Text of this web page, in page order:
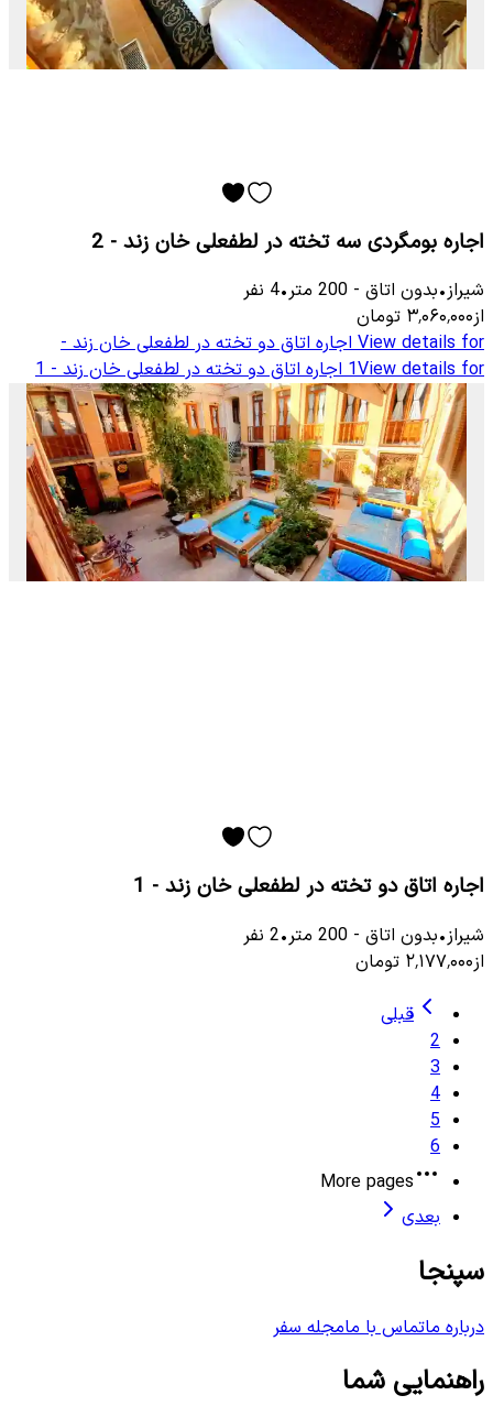
اجاره بومگردی سه تخته در لطفعلی خان زند - 2
شیراز•بدون اتاق -
200 متر•
4 نفر
از۳٬۰۶۰٬۰۰۰ تومان
View details for اجاره اتاق دو تخته در لطفعلی خان زند -
1View details for اجاره اتاق دو تخته در لطفعلی خان زند - 1
اجاره اتاق دو تخته در لطفعلی خان زند - 1
شیراز•بدون اتاق -
200 متر•
2 نفر
از۲٬۱۷۷٬۰۰۰ تومان
قبلی
2
3
4
5
6
More pages
بعدی
سپنجا
درباره ماتماس با مامجله سفر
راهنمایی شما